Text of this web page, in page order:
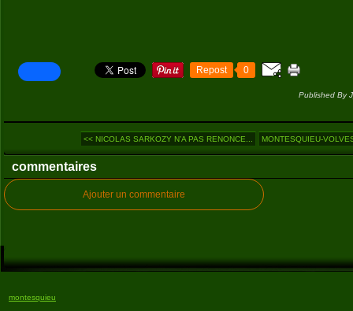
Repost 0
Published By
<< NICOLAS SARKOZY N’A PAS RENONCE... MONTESQUIEU-
commentaires
Ajouter un commentaire
montesquieu